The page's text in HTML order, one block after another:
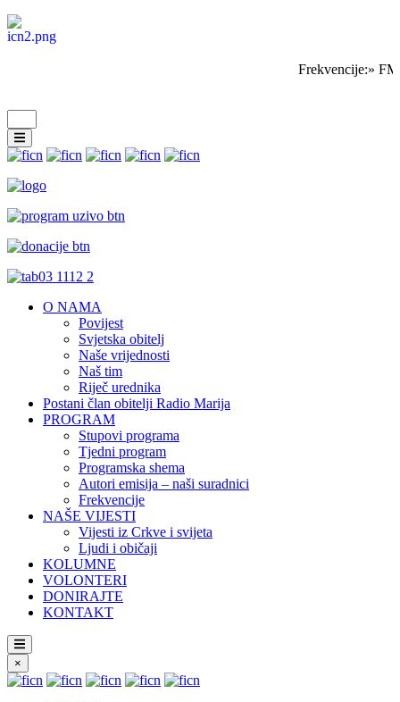
Frekvencije:»
O NAMA
Povijest
Svjetska obitelj
Naše vrijednosti
Naš tim
Riječ urednika
Postani član obitelji Radio Marija
PROGRAM
Stupovi programa
Tjedni program
Programska shema
Autori emisija – naši suradnici
Frekvencije
NAŠE VIJESTI
Vijesti iz Crkve i svijeta
Ljudi i običaji
KOLUMNE
VOLONTERI
DONIRAJTE
KONTAKT
×